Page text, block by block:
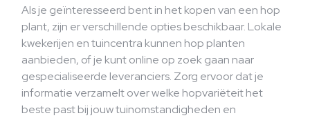
Als je geïnteresseerd bent in het kopen van een hop
plant, zijn er verschillende opties beschikbaar. Lokale
kwekerijen en tuincentra kunnen hop planten
aanbieden, of je kunt online op zoek gaan naar
gespecialiseerde leveranciers. Zorg ervoor dat je
informatie verzamelt over welke hopvariëteit het
beste past bij jouw tuinomstandigheden en